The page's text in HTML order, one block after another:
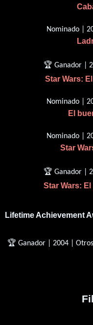
Nominado |
🏆 Ganador |
Star Wars:
Nominado |
El
Nominado |
Star
🏆 Ganador |
Star Wars: El
Lifetime Achievement
🏆 Ganador | 2004 | Otros